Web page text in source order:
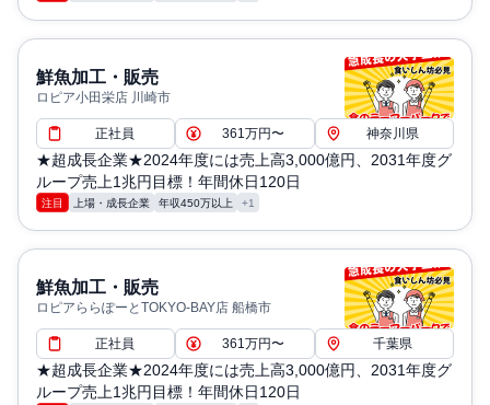
鮮魚加工・販売
ロピア小田栄店 川崎市
正社員 361万円〜 神奈川県
★超成長企業★2024年度には売上高3,000億円、2031年度グ
ループ売上1兆円目標！年間休日120日
注目 上場・成長企業 年収450万以上 +1
鮮魚加工・販売
ロピアららぽーとTOKYO-BAY店 船橋市
正社員 361万円〜 千葉県
★超成長企業★2024年度には売上高3,000億円、2031年度グ
ループ売上1兆円目標！年間休日120日